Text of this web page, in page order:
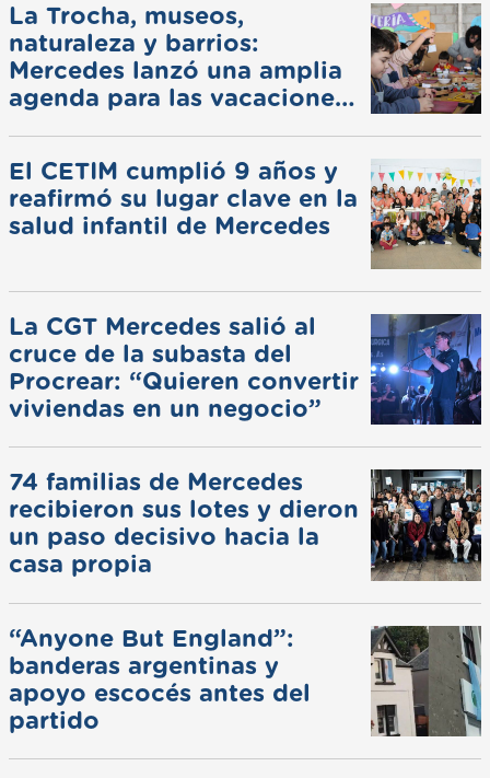
La Trocha, museos,
naturaleza y barrios:
Mercedes lanzó una amplia
agenda para las vacaciones
El CETIM cumplió 9 años y
reafirmó su lugar clave en la
salud infantil de Mercedes
La CGT Mercedes salió al
cruce de la subasta del
Procrear: “Quieren convertir
viviendas en un negocio”
74 familias de Mercedes
recibieron sus lotes y dieron
un paso decisivo hacia la
casa propia
“Anyone But England”:
banderas argentinas y
apoyo escocés antes del
partido